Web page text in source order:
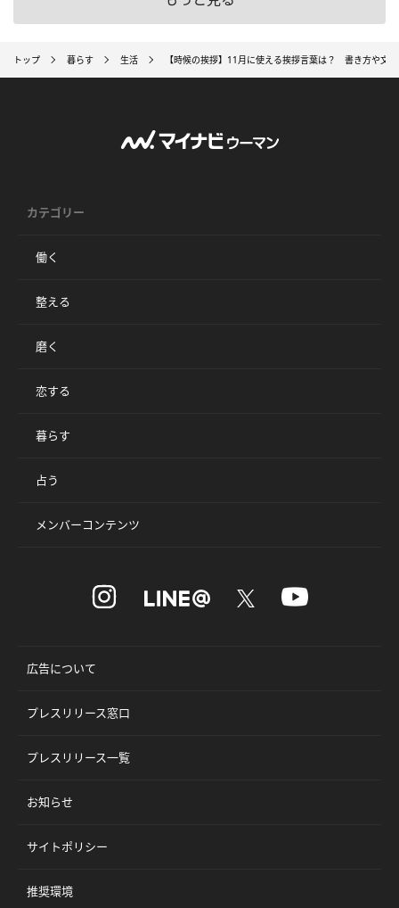
トップ 暮らす 生活 【時候の挨拶】11月に使える挨拶言葉は？ 書き方や文
カテゴリー
働く
整える
磨く
恋する
暮らす
占う
メンバーコンテンツ
広告について
プレスリリース窓口
プレスリリース一覧
お知らせ
サイトポリシー
推奨環境